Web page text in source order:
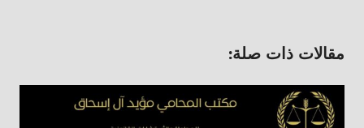
مقالات ذات صلة: